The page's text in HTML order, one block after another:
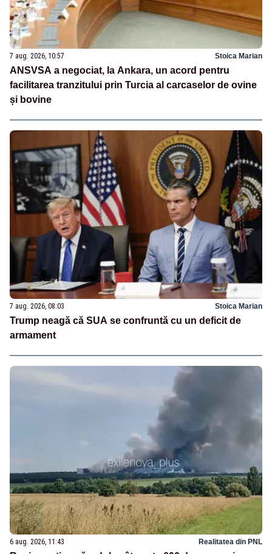
7 aug. 2026, 10:57 Stoica Marian
ANSVSA a negociat, la Ankara, un acord pentru
facilitarea tranzitului prin Turcia al carcaselor de ovine
și bovine
7 aug. 2026, 08:03 Stoica Marian
Trump neagă că SUA se confruntă cu un deficit de
armament
6 aug. 2026, 11:43 Realitatea din PNL